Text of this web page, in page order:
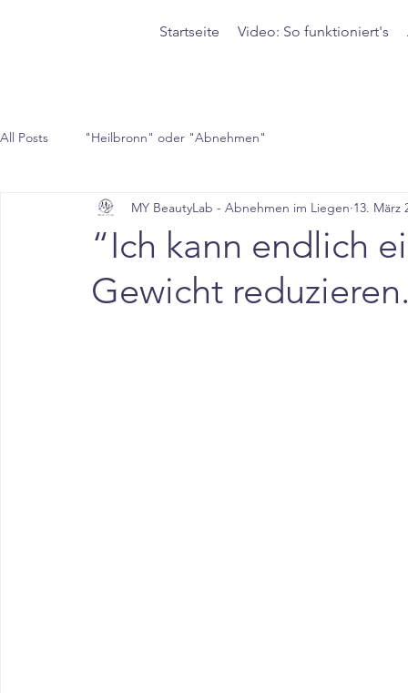
Startseite Video: So funktioniert's
All Posts "Heilbronn" oder "Abnehmen"
“Ich kann endlich
Gewicht
MY BeautyLab - Abnehmen im Liegen 13. März